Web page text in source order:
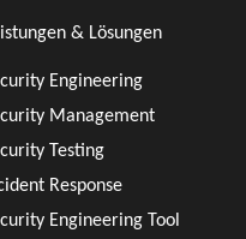
& Lösungen
Engineering
Management
Testing
Response
Engineering Tool